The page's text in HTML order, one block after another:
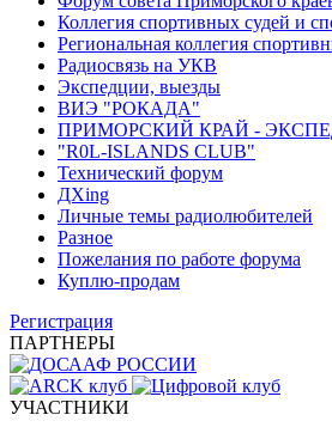
Коллегия спортивных судей и
Региональная коллегия
Радиосвязь на УКВ
Экспедции, выезды
ВИЭ "РОКАДА"
ПРИМОРСКИЙ КРАЙ -
"R0L-ISLANDS CLUB"
Технический форум
ДХing
Личные темы радиолюбителей
Разное
Пожелания по работе форума
Куплю-продам
Регистрация
ПАРТНЕРЫ
УЧАСТНИКИ